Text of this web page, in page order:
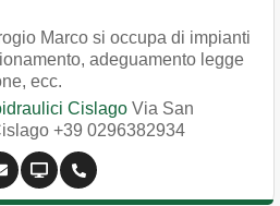
Marco si occupa di impianti
adeguamento legge
ecc.
Cislago Via San
+39 0296382934